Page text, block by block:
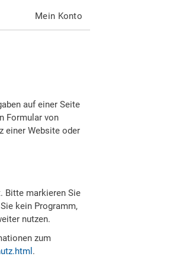
Mein Konto
auf einer Seite
Formular von
einer Website oder
Bitte markieren Sie
kein Programm,
nutzen.
zum
.